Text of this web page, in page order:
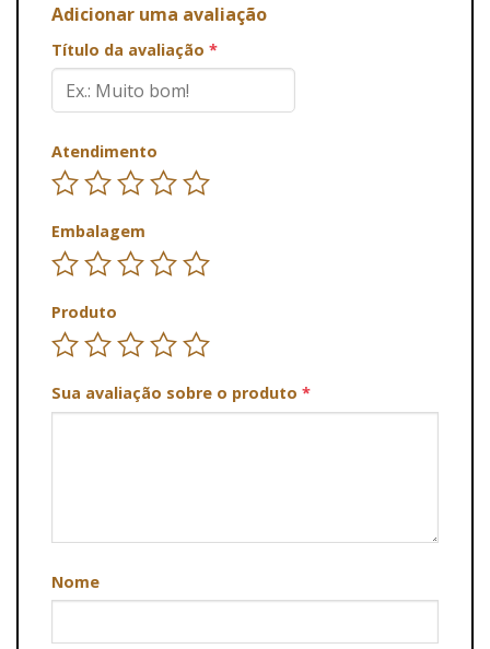
Adicionar uma avaliação
Título da avaliação *
Atendimento
Embalagem
Produto
Sua avaliação sobre o produto *
Nome